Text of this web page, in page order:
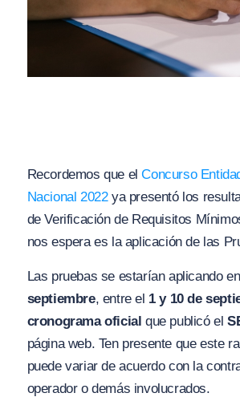
Recordemos que elConcurso
Nacional 2022ya presentó los
de Verificación de Requisitos
nos espera es la aplicación de las
Las pruebas se estarían aplicando
septiembre, entre el 1 y 10 de
cronograma oficial que publicó el
página web. Ten presente que este
puede variar de acuerdo con la
operador o demás involucrados.